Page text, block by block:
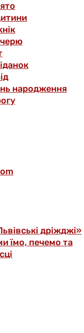
народження
дріжджі»
їмо, печемо та